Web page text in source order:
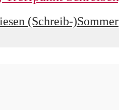
(Schreib-)Sommer